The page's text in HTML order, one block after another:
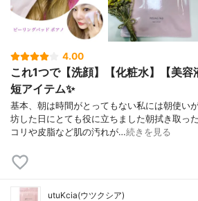
4.00
これ1つで【洗顔】【化粧水】【美
短アイテム✨
基本、朝は時間がとってもない私には朝使い
坊した日にとても役に立ちました朝拭き取っ
コリや皮脂など肌の汚れが…続きを見る
utuKcia(ウツクシア)